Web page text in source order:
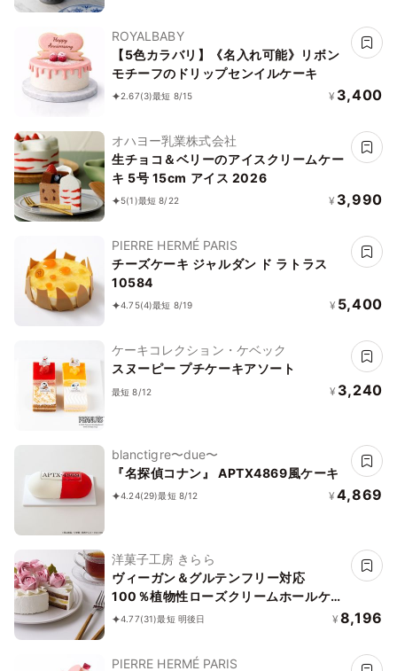
ROYALBABY
【5色カラバリ】《名入れ可能》リボン
モチーフのドリップセンイルケーキ
2.67(3)最短 8/15 ¥ 3,400
オハヨー乳業株式会社
生チョコ＆ベリーのアイスクリームケー
キ 5号 15cm アイス 2026
5(1)最短 8/22 ¥ 3,990
PIERRE HERMÉ PARIS
チーズケーキ ジャルダン ド ラトラス
10584
4.75(4)最短 8/19 ¥ 5,400
ケーキコレクション・ケベック
スヌーピー プチケーキアソート
最短 8/12 ¥ 3,240
blanctigre〜due〜
『名探偵コナン』 APTX4869風ケーキ
4.24(29)最短 8/12 ¥ 4,869
洋菓子工房 きらら
ヴィーガン＆グルテンフリー対応
100％植物性ローズクリームホールケー
キ 5号 15cm《ヴィーガンスイーツ・ヴ
4.77(31)最短 明後日 ¥ 8,196
PIERRE HERMÉ PARIS